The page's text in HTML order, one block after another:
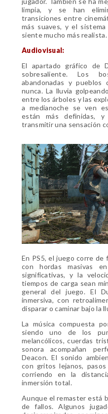
limpia, y se han
transiciones entre
más suaves, y el
siente mucho más realista.
Audiovisual:
El apartado gráfico de
sobresaliente. Los
abandonadas y pueblos
nunca. La lluvia
entre los árboles y las
a medianoche se ven
están más definidas, y
transmitir una sensación
En PS5, el juego corre de
con hordas masivas
significativas, y la
tiempos de carga sean
general del juego. El
inmersiva, con
disparar o caminar bajo la
La música compuesta
siendo uno de los
melancólicos, cuerdas
sonora acompañan
Deacon. El sonido
con gritos lejanos,
corriendo en la
inmersión total.
Aunque el remaster está
de fallos. Algunos